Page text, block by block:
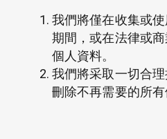
我們將僅在收集或
期間，或在法律或
個人資料。
我們將采取一切合
刪除不再需要的所有